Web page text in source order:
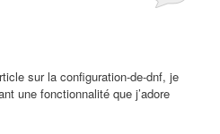
sur laconfiguration-de-dnf, je
une fonctionnalité que j’adore